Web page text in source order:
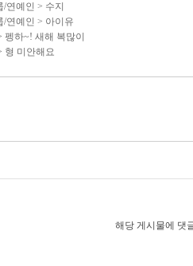
연예인 > 수지
/연예인 > 아이유
하~! 새해 복많이
형 미안해요
해당 게시물에 댓